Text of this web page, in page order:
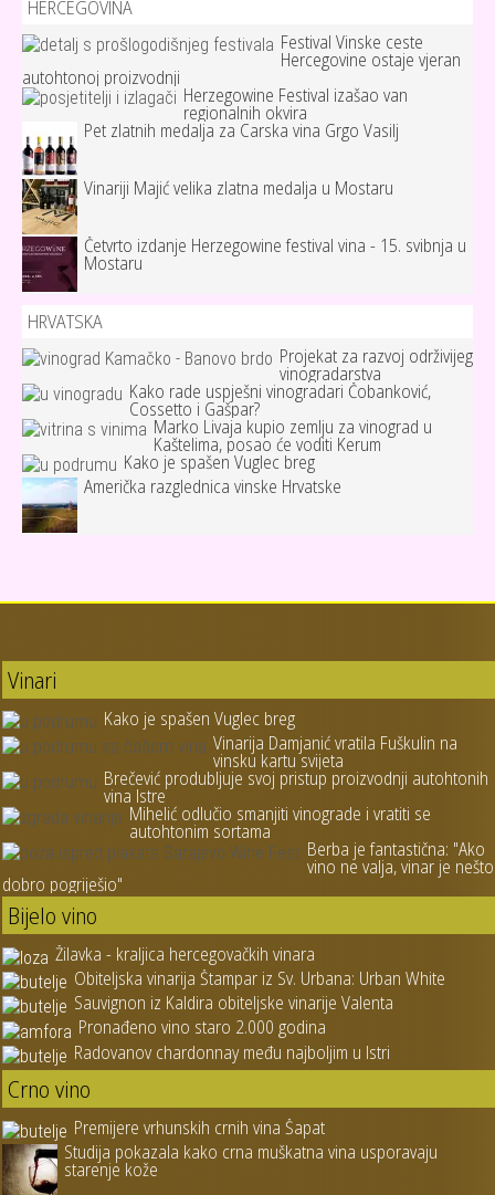
HERCEGOVINA
Festival Vinske ceste
Hercegovine ostaje vjeran
autohtonoj proizvodnji
Herzegowine Festival izašao van
regionalnih okvira
Pet zlatnih medalja za Carska vina Grgo Vasilj
Vinariji Majić velika zlatna medalja u Mostaru
Četvrto izdanje Herzegowine festival vina - 15. svibnja u
Mostaru
HRVATSKA
Projekat za razvoj održivijeg
vinogradarstva
Kako rade uspješni vinogradari Čobanković,
Cossetto i Gašpar?
Marko Livaja kupio zemlju za vinograd u
Kaštelima, posao će voditi Kerum
Kako je spašen Vuglec breg
Američka razglednica vinske Hrvatske
Vinari
Kako je spašen Vuglec breg
Vinarija Damjanić vratila Fuškulin na
vinsku kartu svijeta
Brečević produbljuje svoj pristup proizvodnji autohtonih
vina Istre
Mihelić odlučio smanjiti vinograde i vratiti se
autohtonim sortama
Berba je fantastična: "Ako
vino ne valja, vinar je nešto
dobro pogriješio"
Bijelo vino
Žilavka - kraljica hercegovačkih vinara
Obiteljska vinarija Štampar iz Sv. Urbana: Urban White
Sauvignon iz Kaldira obiteljske vinarije Valenta
Pronađeno vino staro 2.000 godina
Radovanov chardonnay među najboljim u Istri
Crno vino
Premijere vrhunskih crnih vina Šapat
Studija pokazala kako crna muškatna vina usporavaju
starenje kože